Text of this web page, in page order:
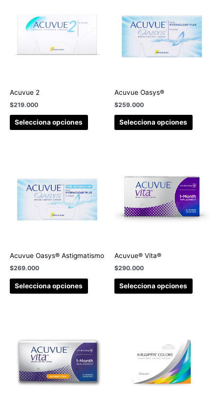
Acuvue 2
$219.000
Selecciona opciones
Acuvue Oasys®
$259.000
Selecciona opciones
Acuvue Oasys® Astigmatismo
$269.000
Selecciona opciones
Acuvue® Vita®
$290.000
Selecciona opciones